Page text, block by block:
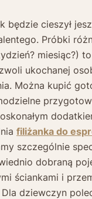
będzie cieszył
Próbki
miesiąc?)
ukochanej
Można kupić
filiżanka do
szczególnie
dobraną
ściankami i
Dla dziewczyn